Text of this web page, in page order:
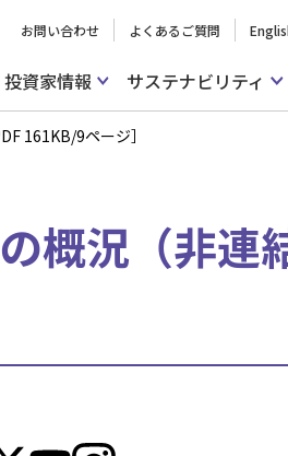
お問い合わせ よくあるご質問
投資家情報 サステナビリティ
161KB/9ページ］
概況（非